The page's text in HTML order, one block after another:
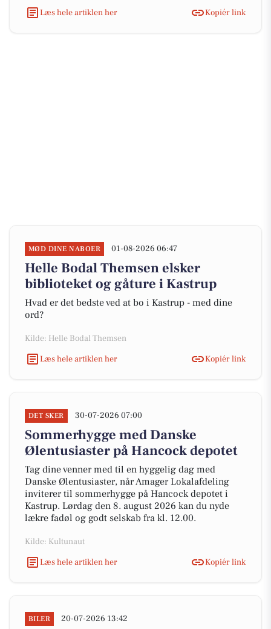
Læs hele artiklen her Kopiér link
MØD DINE NABOER 01-08-2026 06:47
Helle Bodal Themsen elsker
biblioteket og gåture i Kastrup
Hvad er det bedste ved at bo i Kastrup - med dine
ord?
Kilde: Helle Bodal Themsen
Læs hele artiklen her
Kopiér link
DET SKER 30-07-2026 07:00
Sommerhygge med Danske
Ølentusiaster på Hancock depotet
Tag dine venner med til en hyggelig dag med
Danske Ølentusiaster, når Amager Lokalafdeling
inviterer til sommerhygge på Hancock depotet i
Kastrup. Lørdag den 8. august 2026 kan du nyde
lækre fadøl og godt selskab fra kl. 12.00.
Kilde: Kultunaut
Læs hele artiklen her
Kopiér link
BILER 20-07-2026 13:42